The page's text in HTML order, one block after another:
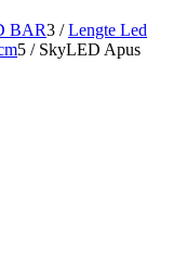
BAR3 / Lengte Led
5 / SkyLED Apus